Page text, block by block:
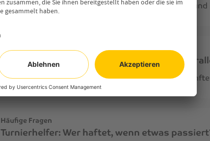
Eine schnurrende Katze drückt Wohlbefinden aus
zumindest eine häufige Annahme.…
Häufige Fragen
Wolfskralle: Welche Funktion hat die
Hat dein Hund eine Wolfskralle? Was hinter der
bei der Pflege…
Häufige Fragen
Turnierhelfer: Wer haftet, wenn etwas